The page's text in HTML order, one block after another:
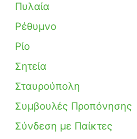
Πυλαία
Ρέθυμνο
Ρίο
Σητεία
Σταυρούπολη
Συμβουλές Προπόνησης
Σύνδεση με Παίκτες